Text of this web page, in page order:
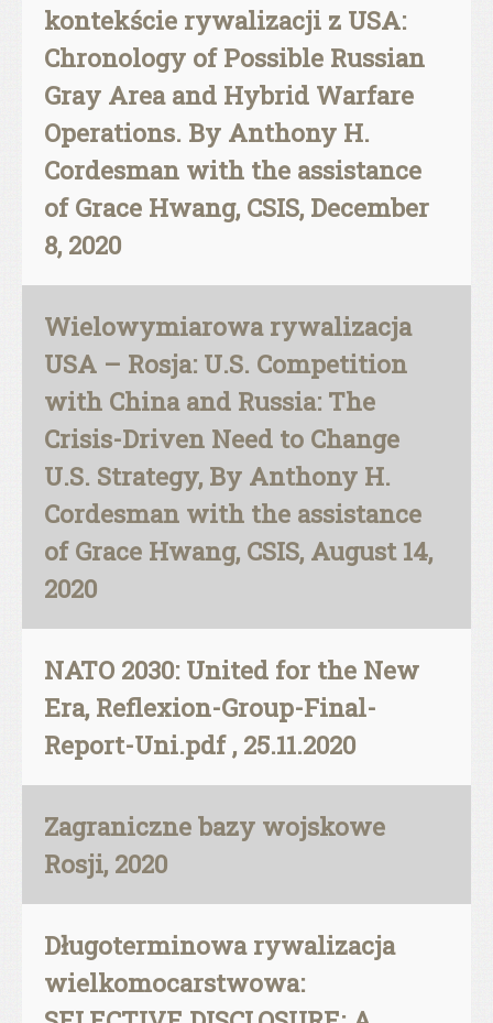
kontekście rywalizacji z USA:
Chronology of Possible Russian
Gray Area and Hybrid Warfare
Operations. By Anthony H.
Cordesman with the assistance
of Grace Hwang, CSIS, December
8, 2020
Wielowymiarowa rywalizacja
USA – Rosja: U.S. Competition
with China and Russia: The
Crisis-Driven Need to Change
U.S. Strategy, By Anthony H.
Cordesman with the assistance
of Grace Hwang, CSIS, August 14,
2020
NATO 2030: United for the New
Era, Reflexion-Group-Final-
Report-Uni.pdf , 25.11.2020
Zagraniczne bazy wojskowe
Rosji, 2020
Długoterminowa rywalizacja
wielkomocarstwowa: